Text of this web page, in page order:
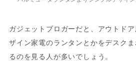
ガジェットブロガーだと、アウトド
ザイン家電のランタンとかをデスク
るのを見る人が多いでしょう。